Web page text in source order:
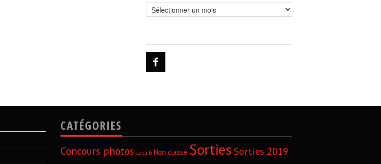
CATÉGORIES
Concours photos Le club Non classé Sorties Sorties 2019